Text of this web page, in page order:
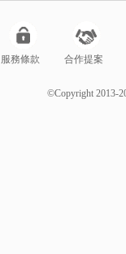
服務條款 合作提案
©Copyright 2013-